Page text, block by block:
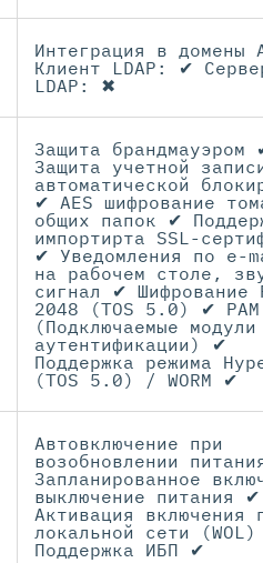
Интеграция в домены
Клиент LDAP: ✔
LDAP: ✖
Защита брандмауэром
Защита учетной
автоматической
✔ AES шифрование
общих папок ✔
импортирта SSL-
✔ Уведомления по e-
на рабочем столе,
сигнал ✔ Шифрование
2048 (TOS 5.0) ✔ PAM
(Подключаемые модули
аутентификации) ✔
Поддержка режима
(TOS 5.0) / WORM ✔
Автовключение при
возобновлении
Запланированное
выключение питания ✔
Активация включения
локальной сети
Поддержка ИБП ✔